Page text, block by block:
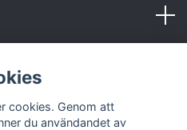
cookies. Genom att
du användandet av